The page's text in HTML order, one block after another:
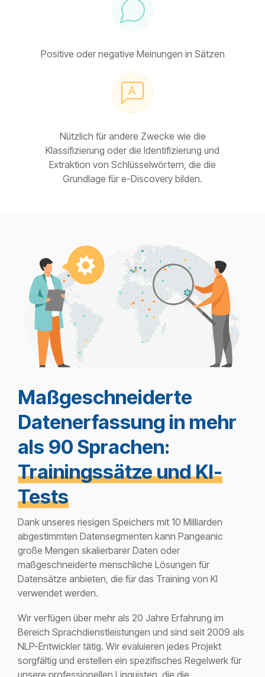
Positive oder negative Meinungen in Sätzen
Nützlich für andere Zwecke wie die
Klassifizierung oder die Identifizierung und
Extraktion von Schlüsselwörtern, die die
Grundlage für e-Discovery bilden.
Maßgeschneiderte
Datenerfassung in mehr
als 90 Sprachen:
Trainingssätze und KI-
Tests
Dank unseres riesigen Speichers mit 10 Milliarden
abgestimmten Datensegmenten kann Pangeanic
große Mengen skalierbarer Daten oder
maßgeschneiderte menschliche Lösungen für
Datensätze anbieten, die für das Training von KI
verwendet werden.
Wir verfügen über mehr als 20 Jahre Erfahrung im
Bereich Sprachdienstleistungen und sind seit 2009 als
NLP-Entwickler tätig. Wir evaluieren jedes Projekt
sorgfältig und erstellen ein spezifisches Regelwerk für
unsere professionellen Linguisten, die die